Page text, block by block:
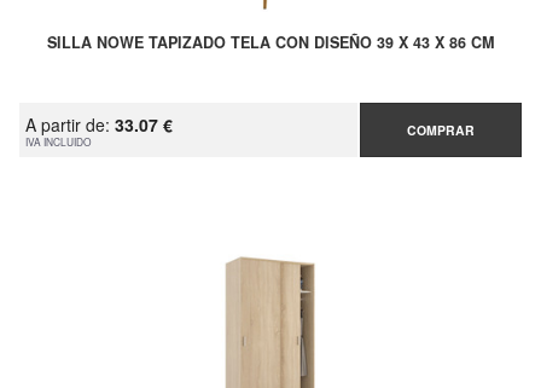
SILLA NOWE TAPIZADO TELA CON DISEÑO 39 X 43 X 86 CM
A partir de: 33.07 €
IVA INCLUIDO
COMPRAR